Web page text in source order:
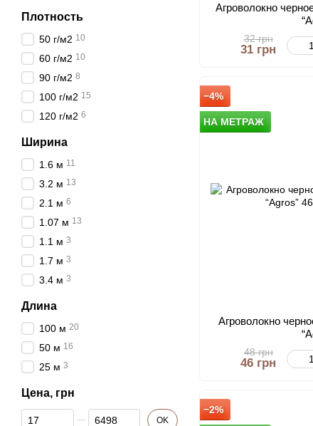
Агроволокно
32 грн
31 грн
−4%
НА МЕТРАЖ
Агроволокно
48 грн
46 грн
−2%
Плотность
50 г/м2 10
60 г/м2 10
90 г/м2 8
100 г/м2 15
120 г/м2 6
Ширина
1.6 м 11
3.2 м 13
2.1 м 6
1.07 м 13
1.1 м 3
1.7 м 3
3.4 м 3
Длина
100 м 20
50 м 16
25 м 3
Цена, грн
От Цена, грн
До Цена, грн OK